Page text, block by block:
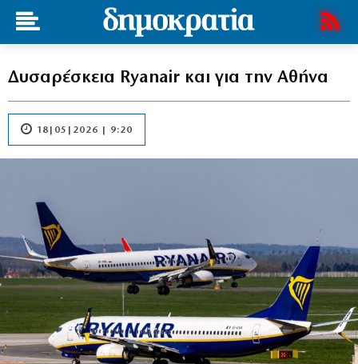
Δυσαρέσκεια Ryanair και για την Αθήνα
18|05|2026 | 9:20